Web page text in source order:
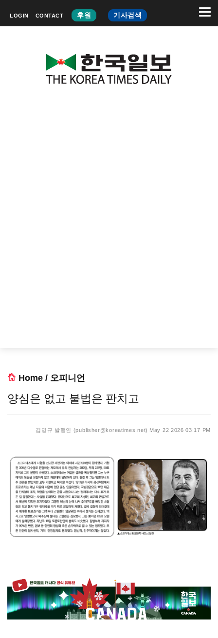
LOGIN CONTACT 후원 기사검색
Home / 오피니언
양심은 없고 불법은 판치고
김명규 발행인 (publisher@koreatimes.net) May 22 2026 03:17 PM